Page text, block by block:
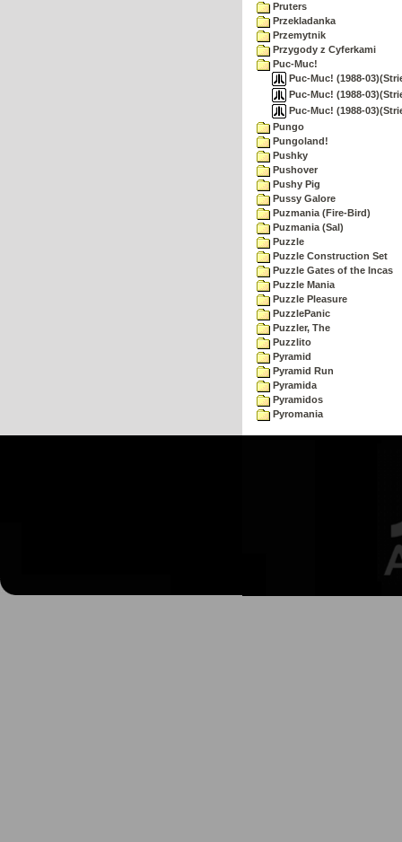
Pruters
Przekladanka
Przemytnik
Przygody z Cyferkami
Puc-Muc!
Puc-Muc! (1988-
Puc-Muc! (1988-
Puc-Muc! (1988-
Pungo
Pungoland!
Pushky
Pushover
Pushy Pig
Pussy Galore
Puzmania (Fire-Bird)
Puzmania (Sal)
Puzzle
Puzzle Construction Set
Puzzle Gates of the Incas
Puzzle Mania
Puzzle Pleasure
PuzzlePanic
Puzzler, The
Puzzlito
Pyramid
Pyramid Run
Pyramida
Pyramidos
Pyromania